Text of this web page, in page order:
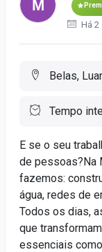
Há 2
Belas,
Tempo
E se o seu
de pessoas?Na
fazemos:
água, redes de
Todos os dias,
que
essenciais como